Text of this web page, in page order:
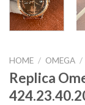
HOME / OMEGA /
Replica